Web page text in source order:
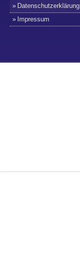
Datenschutzerklärung
Impressum